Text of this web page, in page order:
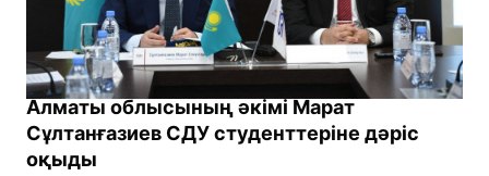
Алматы облысының әкімі Марат
Сұлтанғазиев СДУ студенттеріне дәріс
оқыды